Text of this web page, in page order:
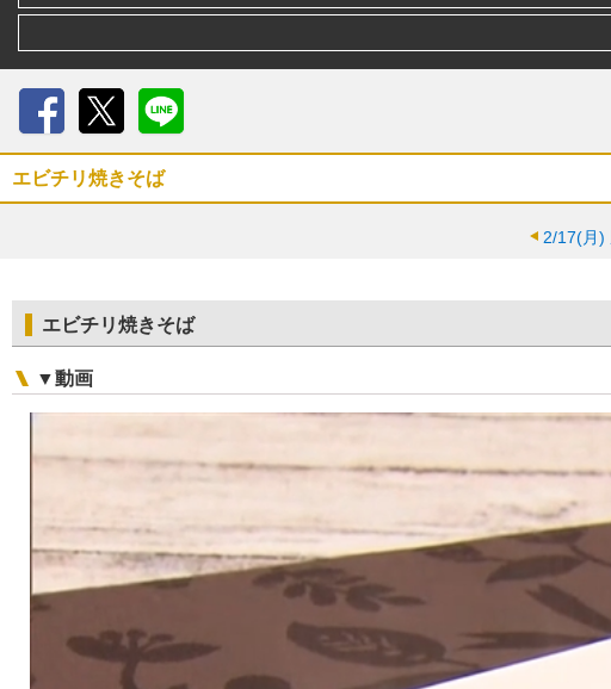
エビチリ焼きそば
2/17(月)
エビチリ焼きそば
▼動画